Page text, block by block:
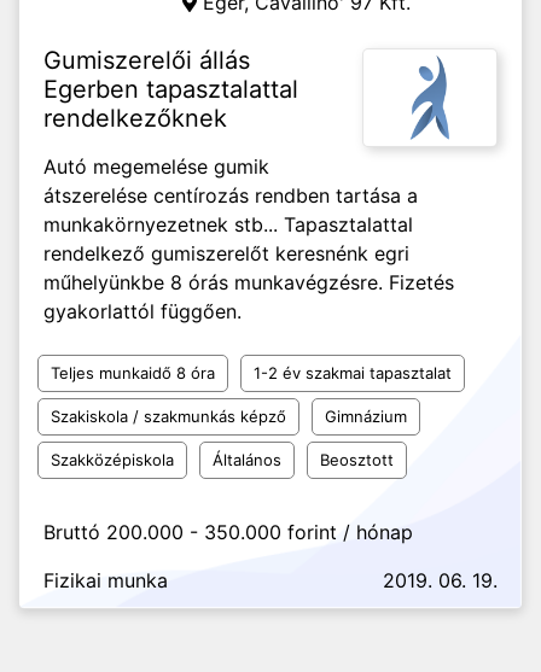
Gumiszerelői állás
Egerben tapasztalattal
rendelkezőknek
Autó megemelése gumik
átszerelése centírozás rendben tartása a
munkakörnyezetnek stb... Tapasztalattal
rendelkező gumiszerelőt keresnénk egri
műhelyünkbe 8 órás munkavégzésre. Fizetés
gyakorlattól függően.
Teljes munkaidő 8 óra 1-2 év szakmai tapasztalat
Szakiskola / szakmunkás képző Gimnázium
Szakközépiskola Általános Beosztott
Bruttó 200.000 - 350.000 forint / hónap
Fizikai munka
2019. 06. 19.